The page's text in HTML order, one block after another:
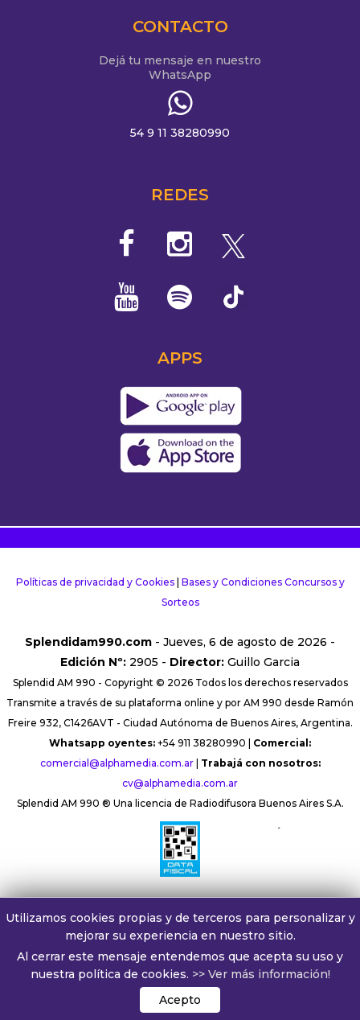
CONTACTO
Dejá tu mensaje en nuestro
WhatsApp
54 9 11 38280990
REDES
APPS
Políticas de privacidad y Cookies| Bases y Condiciones Concursos y
Sorteos
Splendidam990.com - Jueves, 6 de agosto de 2026 -
Edición Nº: 2905 - Director: Guillo Garcia
Splendid AM 990 - Copyright © 2026 Todos los derechos reservados
Transmite a través de su plataforma online y por AM 990 desde Ramón
Freire 932, C1426AVT - Ciudad Autónoma de Buenos Aires, Argentina.
Whatsapp oyentes: +54 911 38280990 | Comercial:
comercial@alphamedia.com.ar| Trabajá con nosotros:
cv@alphamedia.com.ar
Splendid AM 990 ® Una licencia de Radiodifusora Buenos Aires S.A.
´
Utilizamos cookies propias y de terceros para personalizar y
mejorar su experiencia en nuestro sitio.
Al cerrar este mensaje entendemos que acepta su uso y
nuestra política de cookies. >> Ver más información!
Acepto